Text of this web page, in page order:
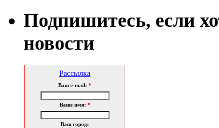
Подпишитесь, если
новости
Рассылка
Ваш e-mail: *
Ваше имя: *
Ваш город: